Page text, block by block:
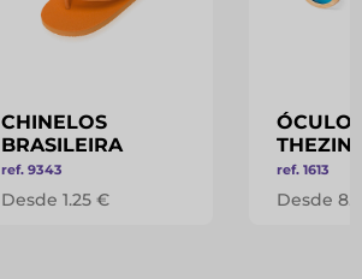
CHINELOS
BRASILEIRA
ref. 9343
Desde 1.25 €
THEZIN
ref. 1613
Desde